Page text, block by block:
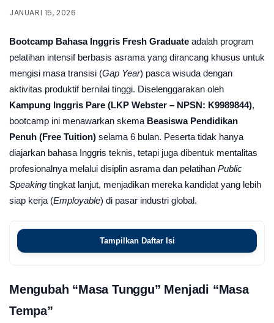
JANUARI 15, 2026
Bootcamp Bahasa Inggris Fresh Graduate adalah program
pelatihan intensif berbasis asrama yang dirancang khusus untuk
mengisi masa transisi (Gap Year) pasca wisuda dengan
aktivitas produktif bernilai tinggi. Diselenggarakan oleh
Kampung Inggris Pare (LKP Webster – NPSN: K9989844),
bootcamp ini menawarkan skema Beasiswa Pendidikan
Penuh (Free Tuition) selama 6 bulan. Peserta tidak hanya
diajarkan bahasa Inggris teknis, tetapi juga dibentuk mentalitas
profesionalnya melalui disiplin asrama dan pelatihan Public
Speaking tingkat lanjut, menjadikan mereka kandidat yang lebih
siap kerja (Employable) di pasar industri global.
Tampilkan Daftar Isi
Mengubah “Masa Tunggu” Menjadi “Masa
Tempa”